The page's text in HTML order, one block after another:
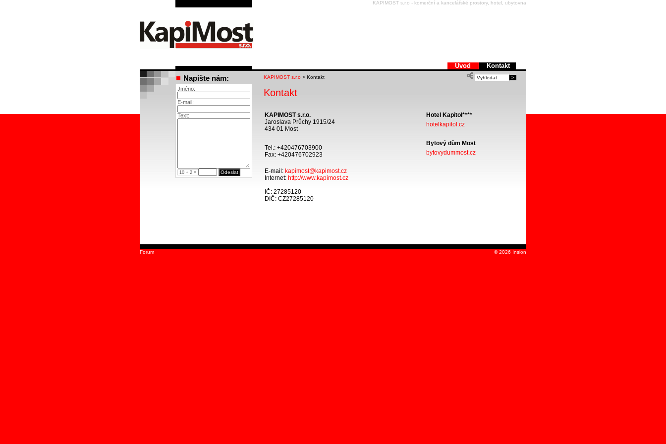
KAPIMOST s.r.o - komerční a kancelářské prostory, hotel, ubytovna
Úvod Kontakt
KAPIMOST s.r.o > Kontakt
Kontakt
KAPIMOST s.r.o.
Jaroslava Průchy 1915/24
434 01 Most
Tel.: +420476703900
Fax: +420476702923
E-mail: kapimost@kapimost.cz
Internet: http://www.kapimost.cz
IČ: 27285120
DIČ: CZ27285120
Hotel Kapitol****
hotelkapitol.cz
Bytový dům Most
bytovydummost.cz
Napište nám:
Jméno:
E-mail:
Text:
10 + 2 =
© 2026 Insion
Forum